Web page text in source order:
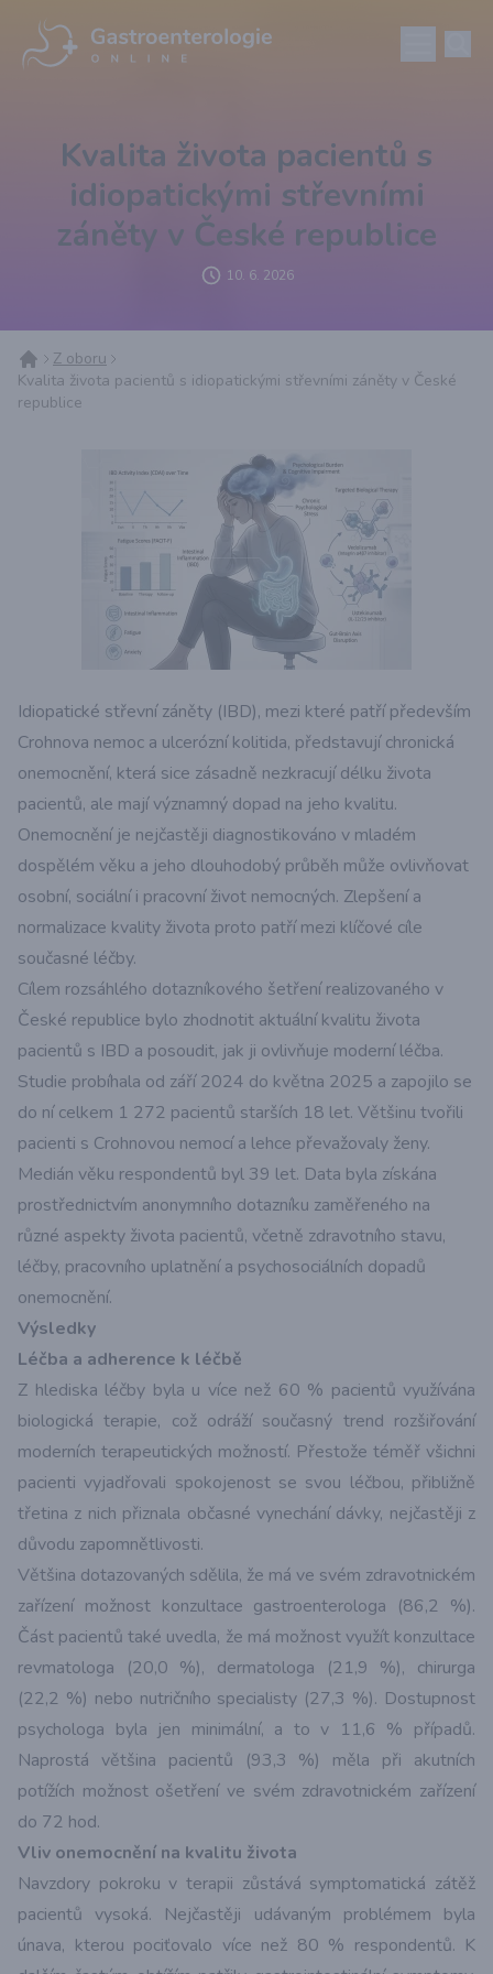
Kvalita života pacientů s
idiopatickými střevními
záněty v České republice
10. 6. 2026
Z oboru
Kvalita života pacientů s idiopatickými střevními záněty v České
republice
Idiopatické střevní záněty (IBD), mezi které patří především
Crohnova nemoc a ulcerózní kolitida, představují chronická
onemocnění, která sice zásadně nezkracují délku života
pacientů, ale mají významný dopad na jeho kvalitu.
Onemocnění je nejčastěji diagnostikováno v mladém
dospělém věku a jeho dlouhodobý průběh může ovlivňovat
osobní, sociální i pracovní život nemocných. Zlepšení a
normalizace kvality života proto patří mezi klíčové cíle
současné léčby.
Cílem rozsáhlého dotazníkového šetření realizovaného v
České republice bylo zhodnotit aktuální kvalitu života
pacientů s IBD a posoudit, jak ji ovlivňuje moderní léčba.
Studie probíhala od září 2024 do května 2025 a zapojilo se
do ní celkem 1 272 pacientů starších 18 let. Většinu tvořili
pacienti s Crohnovou nemocí a lehce převažovaly ženy.
Medián věku respondentů byl 39 let. Data byla získána
prostřednictvím anonymního dotazníku zaměřeného na
různé aspekty života pacientů, včetně zdravotního stavu,
léčby, pracovního uplatnění a psychosociálních dopadů
onemocnění.
Výsledky
Léčba a adherence k léčbě
Z hlediska léčby byla u více než 60 % pacientů využívána
biologická terapie, což odráží současný trend rozšiřování
moderních terapeutických možností. Přestože téměř všichni
pacienti vyjadřovali spokojenost se svou léčbou, přibližně
třetina z nich přiznala občasné vynechání dávky, nejčastěji z
důvodu zapomnětlivosti.
Většina dotazovaných sdělila, že má ve svém zdravotnickém
zařízení možnost konzultace gastroenterologa (86,2 %).
Část pacientů také uvedla, že má možnost využít konzultace
revmatologa (20,0 %), dermatologa (21,9 %), chirurga
(22,2 %) nebo nutričního specialisty (27,3 %). Dostupnost
psychologa byla jen minimální, a to v 11,6 % případů.
Naprostá většina pacientů (93,3 %) měla při akutních
potížích možnost ošetření ve svém zdravotnickém zařízení
do 72 hod.
Vliv onemocnění na kvalitu života
Navzdory pokroku v terapii zůstává symptomatická zátěž
pacientů vysoká. Nejčastěji udávaným problémem byla
únava, kterou pociťovalo více než 80 % respondentů. K